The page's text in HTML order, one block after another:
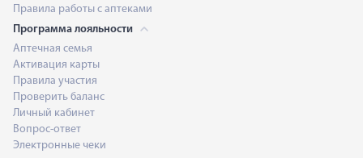
Правила работы с аптеками
Программа лояльности
Аптечная семья
Активация карты
Правила участия
Проверить баланс
Личный кабинет
Вопрос-ответ
Электронные чеки